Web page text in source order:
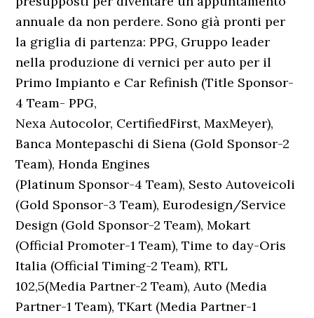
annuale da non perdere. Sono già pronti per
la griglia di partenza: PPG, Gruppo leader
nella produzione di vernici per auto per il
Primo Impianto e Car Refinish (Title Sponsor-
4 Team- PPG,
Nexa Autocolor, CertifiedFirst, MaxMeyer),
Banca Montepaschi di Siena (Gold Sponsor-2
Team), Honda Engines
(Platinum Sponsor-4 Team), Sesto Autoveicoli
(Gold Sponsor-3 Team), Eurodesign/Service
Design (Gold Sponsor-2 Team), Mokart
(Official Promoter-1 Team), Time to day-Oris
Italia (Official Timing-2 Team), RTL
102,5(Media Partner-2 Team), Auto (Media
Partner-1 Team), TKart (Media Partner-1